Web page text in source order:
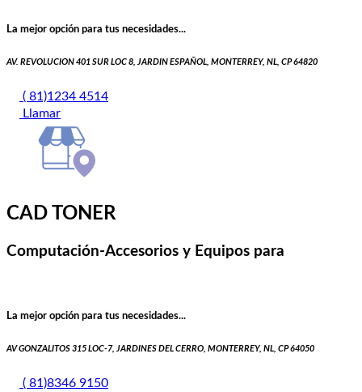
La mejor opción para tus necesidades...
AV. REVOLUCION 401 SUR LOC 8, JARDIN ESPAÑOL, MONTERREY, NL, CP 64820
( 81)1234 4514
Llamar
CAD TONER
Computación-Accesorios y Equipos para
La mejor opción para tus necesidades...
AV GONZALITOS 315 LOC-7, JARDINES DEL CERRO, MONTERREY, NL, CP 64050
( 81)8346 9150